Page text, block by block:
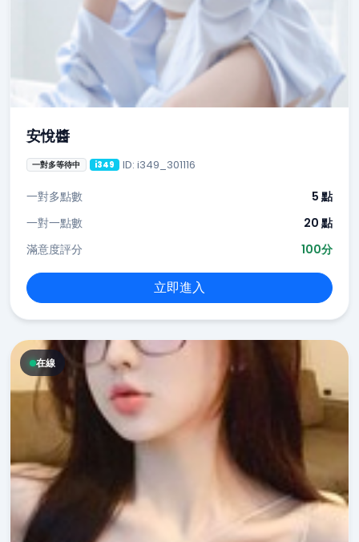
安悅醬
一對多等待中 i349 ID: i349_301116
一對多點數
5 點
一對一點數
20 點
滿意度評分
100分
立即進入
在線